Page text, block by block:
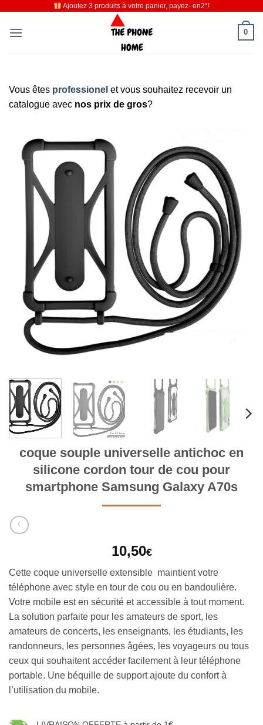
contenu
Ajoutez 3 produits à votre panier, payez- en2*!
0
Vous êtes professionel et vous souhaitez recevoir un
catalogue avec nos prix de gros?
coque souple universelle antichoc en
silicone cordon tour de cou pour
smartphone Samsung Galaxy A70s
10,50€
Cette coque universelle extensible maintient votre
téléphone avec style en tour de cou ou en bandoulière.
Votre mobile est en sécurité et accessible à tout moment.
La solution parfaite pour les amateurs de sport, les
amateurs de concerts, les enseignants, les étudiants, les
randonneurs, les personnes âgées, les voyageurs ou tous
ceux qui souhaitent accéder facilement à leur téléphone
portable. Une béquille de support ajoute du confort à
l’utilisation du mobile.